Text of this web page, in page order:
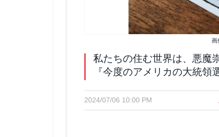
画
私たちの住む世界は、悪魔
『今度のアメリカの大統領
2024/07/06 10:00 PM